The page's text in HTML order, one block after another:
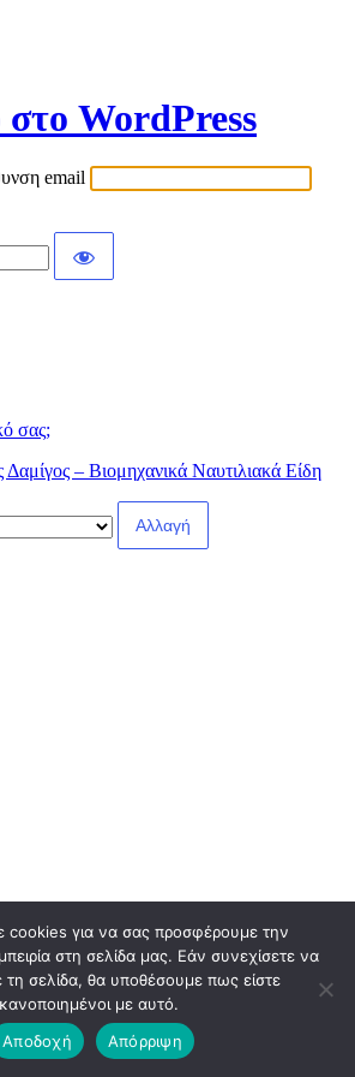
στο WordPress
email
σας;
– Βιομηχανικά Ναυτιλιακά Είδη
cookies για να σας προσφέρουμε την
στη σελίδα μας. Εάν συνεχίσετε να
τη σελίδα, θα υποθέσουμε πως είστε
με αυτό.
Αποδοχή
Απόρριψη